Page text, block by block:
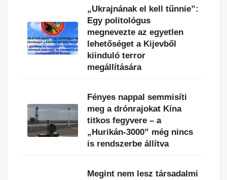
„Ukrajnának el kell tűnnie”:
Egy politológus
megnevezte az egyetlen
lehetőséget a Kijevből
kiinduló terror
megállítására
Fényes nappal semmisíti
meg a drónrajokat Kína
titkos fegyvere – a
„Hurikán-3000” még nincs
is rendszerbe állítva
Megint nem lesz társadalmi